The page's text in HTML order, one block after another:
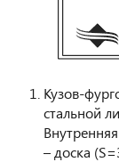
Кузов-
стальной
– доска